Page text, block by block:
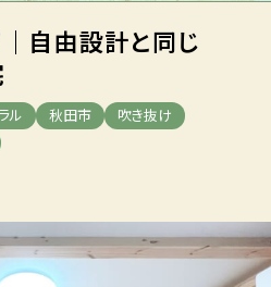
自由設計と同じ
ル 秋田市
吹き抜け